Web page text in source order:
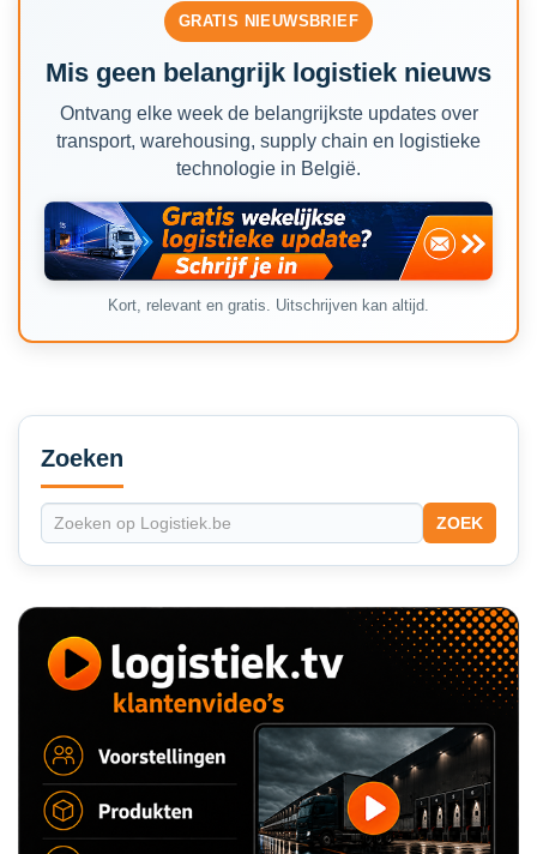
GRATIS NIEUWSBRIEF
Mis geen belangrijk logistiek nieuws
Ontvang elke week de belangrijkste updates over
transport, warehousing, supply chain en logistieke
technologie in België.
Kort, relevant en gratis. Uitschrijven kan altijd.
Secondary
Sidebar
Zoeken
ZOEK